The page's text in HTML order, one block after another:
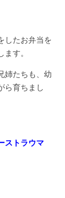
したお弁当を
す。
姉たちも、幼
ら育ちまし
ストラウマ